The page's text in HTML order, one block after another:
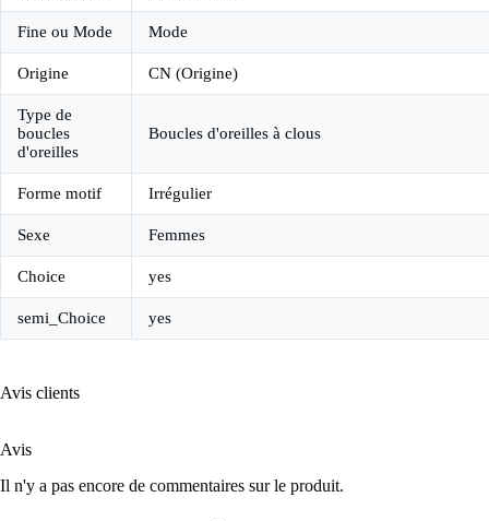
Fine ou Mode Mode
Origine CN (Origine)
Type de
boucles
d'oreilles
Boucles d'oreilles à clous
Forme motif Irrégulier
Sexe Femmes
Choice yes
semi_Choice yes
Avis clients
Avis
Il n'y a pas encore de commentaires sur le produit.